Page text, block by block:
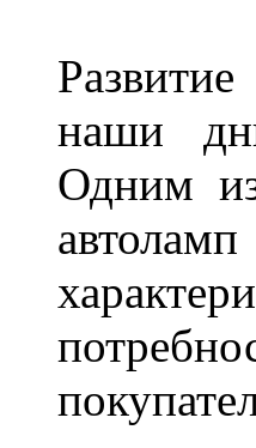
наши
Одним